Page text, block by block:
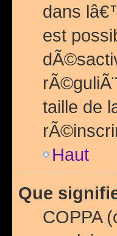
dans
est
taille de
Haut
Que
COPPA